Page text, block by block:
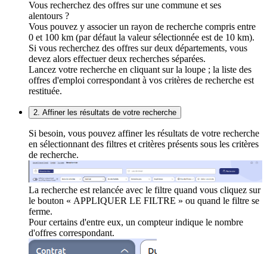
Vous recherchez des offres sur une commune et ses
alentours ?
Vous pouvez y associer un rayon de recherche compris entre
0 et 100 km (par défaut la valeur sélectionnée est de 10 km).
Si vous recherchez des offres sur deux départements, vous
devez alors effectuer deux recherches séparées.
Lancez votre recherche en cliquant sur la loupe ; la liste des
offres d'emploi correspondant à vos critères de recherche est
restituée.
2. Affiner les résultats de votre recherche
Si besoin, vous pouvez affiner les résultats de votre recherche
en sélectionnant des filtres et critères présents sous les critères
de recherche.
La recherche est relancée avec le filtre quand vous cliquez sur
le bouton « APPLIQUER LE FILTRE » ou quand le filtre se
ferme.
Pour certains d'entre eux, un compteur indique le nombre
d'offres correspondant.